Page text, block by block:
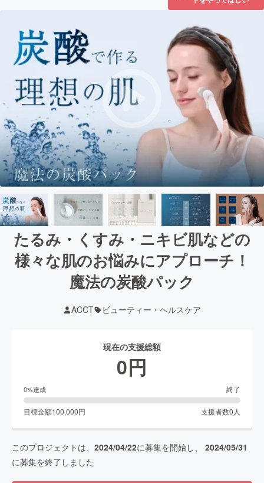
たるみ・くすみ・ニキビ肌などの
様々な肌のお悩みにアプローチ！
魔法の炭酸パック
ACCT ビューティー・ヘルスケア
現在の支援総額
0円
0%達成 終了
目標金額100,000円 支援者数0 人
このプロジェクトは、 2024/04/22に募集を開始し、 2024/05/31
に募集を終了しました